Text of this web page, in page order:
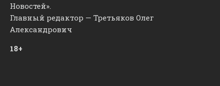
Новостей».
Главный редактор — Третьяков Олег
Александрович
18+